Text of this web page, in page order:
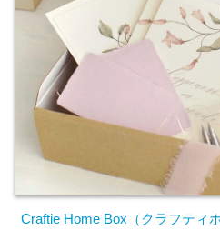
Craftie Home Box（クラフティ